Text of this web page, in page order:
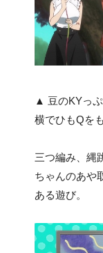
▲ 豆のKYっぷ
横でひもQを
三つ編み、縄
ちゃんのあや
ある遊び。